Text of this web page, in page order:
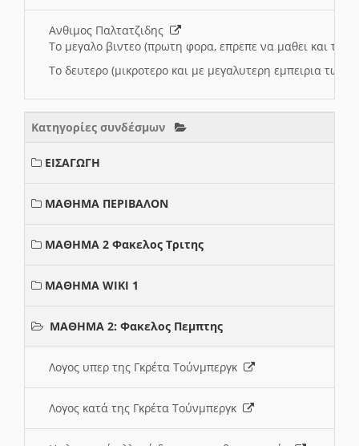
Ανθιμος Παλτατζιδης
Το μεγαλο βιντεο (πρωτη φορα, επρεπε να μαθει και το
Το δευτερο (μικροτερο και με μεγαλυτερη εμπειρια
Κατηγορίες συνδέσμων
ΕΙΣΑΓΩΓΗ
ΜΑΘΗΜΑ ΠΕΡΙΒΑΛΟΝ
ΜΑΘΗΜΑ 2 Φακελος Τριτης
ΜΑΘΗΜΑ WIKI 1
ΜΑΘΗΜΑ 2: Φακελος Πεμπτης
Λογος υπερ της Γκρέτα Τούνμπεργκ
Λογος κατά της Γκρέτα Τούνμπεργκ